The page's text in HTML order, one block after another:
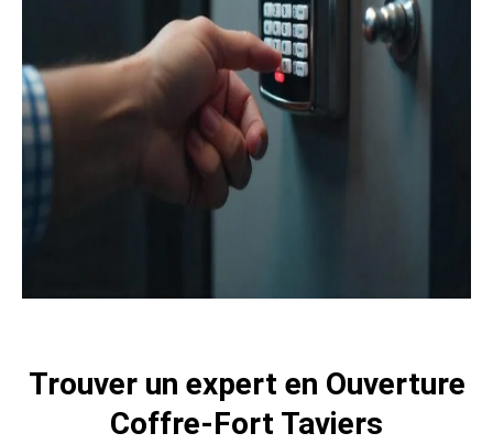
Trouver un expert en Ouverture
Coffre-Fort Taviers